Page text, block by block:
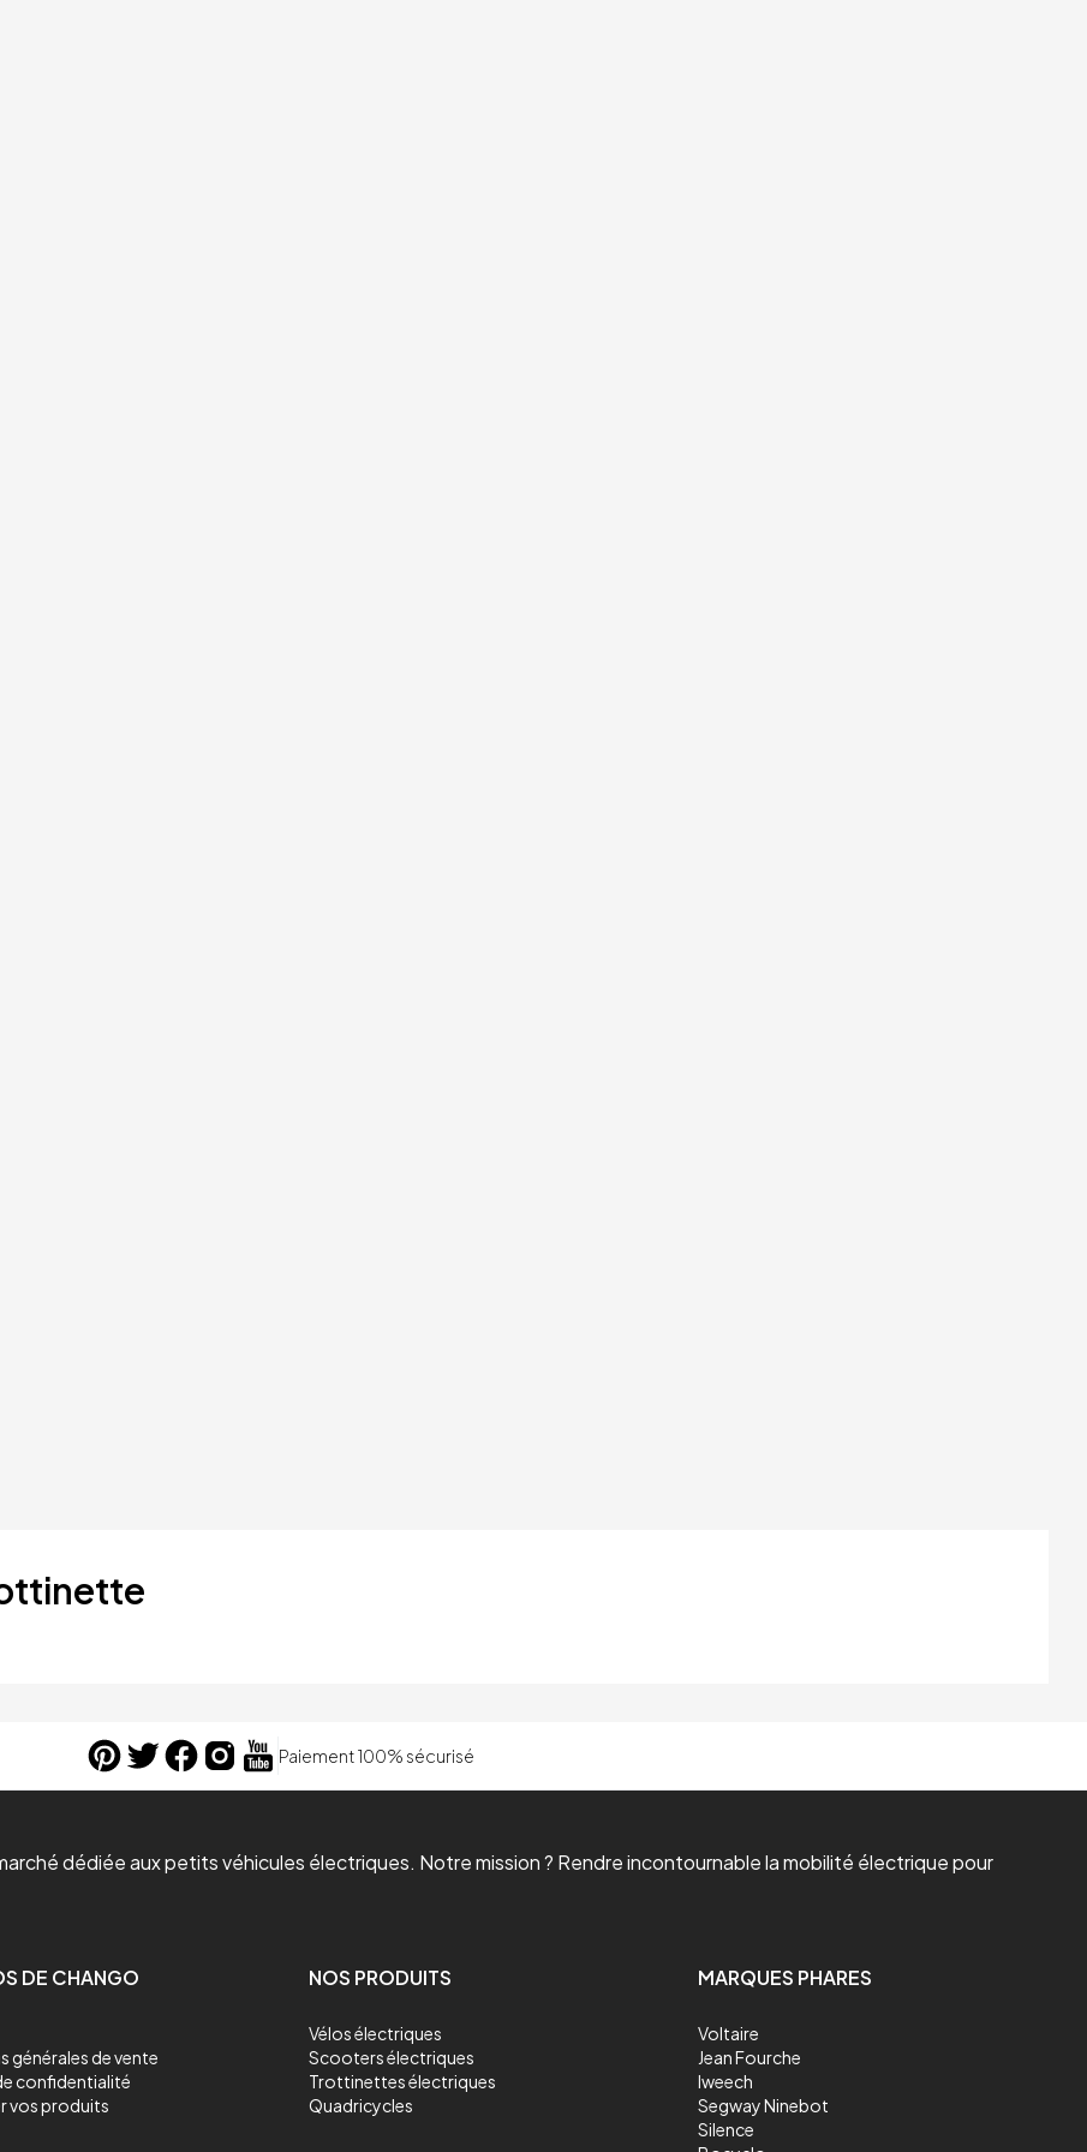
Paiement 100% sécurisé
dédiée aux petits véhicules électriques. Notre mission ? Rendre incontournable la mobilité électrique pour
DE CHANGO
générales de vente
confidentialité
vos produits
NOS PRODUITS
Vélos électriques
Scooters électriques
Trottinettes électriques
Quadricycles
MARQUES PHARES
Voltaire
Jean Fourche
Iweech
Segway Ninebot
Silence